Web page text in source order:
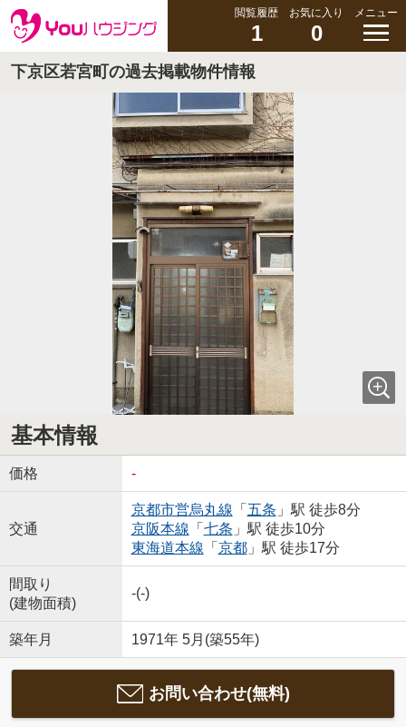
閲覧履歴
1
お気に入り
0
メニュー
下京区若宮町の過去掲載物件情報
基本情報
価格 -
交通
京都市営烏丸線 「 五条 」駅 徒歩8分
京阪本線 「 七条 」駅 徒歩10分
東海道本線 「 京都」駅 徒歩17分
間取り
(建物面積)
-(-)
築年月 1971年 5月(築55年)
お問い合わせ(無料)